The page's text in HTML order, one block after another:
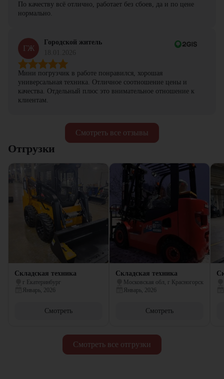
Смотреть все отзывы
По качеству всё отлично, работает без сбоев, да и по цене
нормально.
ГЖ
Городской житель
Мини погрузчик в работе понравился, хорошая
универсальная техника. Отличное соотношение цены и
качества. Отдельный плюс это внимательное отношение к
клиентам.
Смотреть все отгрузки
Отгрузки
Складская техника
г Екатеринбург
Январь, 2026
Смотреть
Складская техника
Московская обл, г Красногорск
Январь, 2026
Смотреть